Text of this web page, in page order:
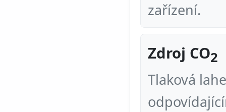
zařízení.
Zdroj CO2
Tlaková